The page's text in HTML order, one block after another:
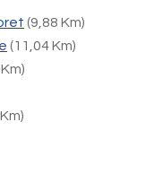
(9,88 Km)
(11,04 Km)